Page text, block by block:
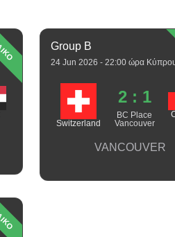
Group B
24 Jun 2026 - 22:00 ώρα
Switzerland
2 : 1
BC Place
Vancouver
VANCOUVER